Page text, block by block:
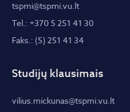
tspmi@tspmi.vu.lt
Tel.: +370 5 251 41 30
Faks.: (5) 251 41 34
Studijų klausimais
vilius.mickunas@tspmi.vu.lt